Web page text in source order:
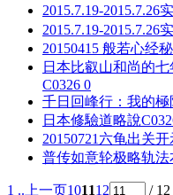
2015.7.19-2015.7.26
2015.7.19-2015.7.26
20150415 般若心经
日本比叡山和尚的
C0326 0
千日回峰行：我的極
日本修驗道略說
20150721六龟出关
普传如意轮极略轨
1 .. 上一页101112 /